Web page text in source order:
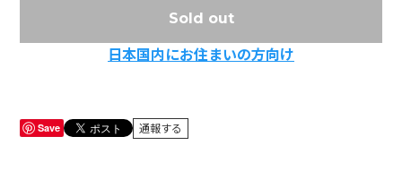
Sold out
日本国内にお住まいの方向け
Save 通報する